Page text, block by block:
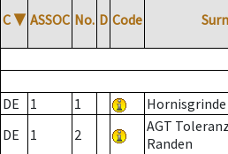
C ▼ ASSOC No. D Code
DE 1 1 Hornisgrinde
DE
1 2
AGT
Randen